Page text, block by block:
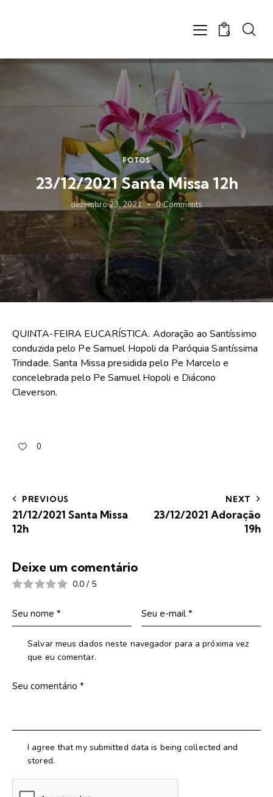
0
FOTOS
23/12/2021 Santa Missa 12h
dezembro 23, 2021 0 Comments
QUINTA-FEIRA EUCARÍSTICA. Adoração ao Santíssimo
conduzida pelo Pe Samuel Hopoli da Paróquia Santíssima
Trindade. Santa Missa presidida pelo Pe Marcelo e
concelebrada pelo Pe Samuel Hopoli e Diácono
Cleverson.
0
PREVIOUS
21/12/2021 Santa Missa
12h
NEXT
23/12/2021 Adoração
19h
Deixe um comentário
0.0 / 5
Salvar meus dados neste navegador para a próxima vez
que eu comentar.
I agree that my submitted data is being collected and
stored.